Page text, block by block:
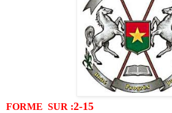
FORME SUR :2-15